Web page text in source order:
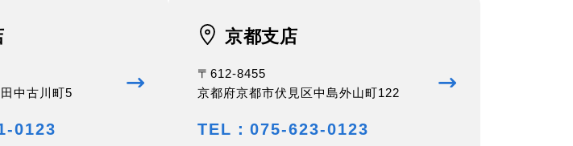
中古川町5
0123
京都支店
〒612-8455
京都府京都市伏見区中島外山町122
TEL：075-623-0123